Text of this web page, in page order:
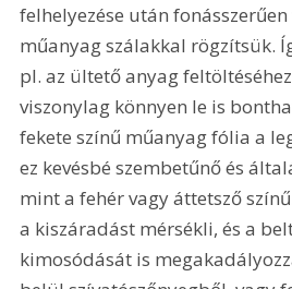
felhelyezése után
műanyag szálakkal rögzítsük.
pl. az ültető anyag
viszonylag könnyen le is
fekete színű műanyag fólia a
ez kevésbé szembetűnő és
mint a fehér vagy áttetsző
a kiszáradást mérsékli, és a
kimosódását is